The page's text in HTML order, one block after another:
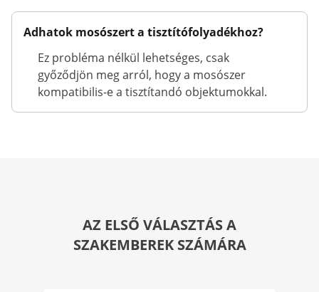
Adhatok mosószert a tisztítófolyadékhoz?
Ez probléma nélkül lehetséges, csak
győződjön meg arról, hogy a mosószer
kompatibilis-e a tisztítandó objektumokkal.
AZ ELSŐ VÁLASZTÁS A
SZAKEMBEREK SZÁMÁRA